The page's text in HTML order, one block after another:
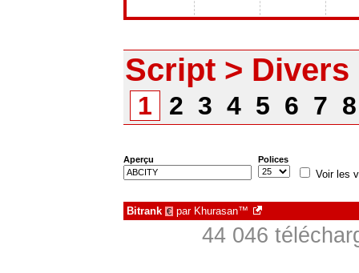
Script > Divers
1 2 3 4 5 6 7
Aperçu Polices
Voir les
Bitrank € par Khurasan™
44 046